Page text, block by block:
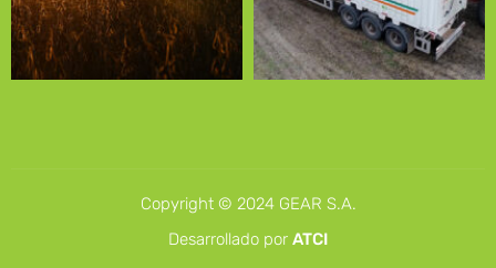
Copyright © 2024 GEAR S.A.
Desarrollado por ATCI